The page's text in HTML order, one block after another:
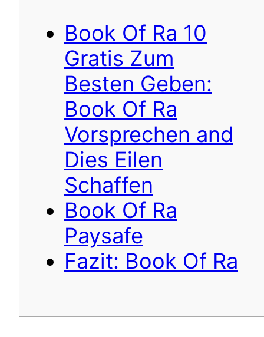
Book Of Ra 10
Gratis Zum
Besten Geben:
Book Of Ra
Vorsprechen and
Dies Eilen
Schaffen
Book Of Ra
Paysafe
Fazit: Book Of Ra